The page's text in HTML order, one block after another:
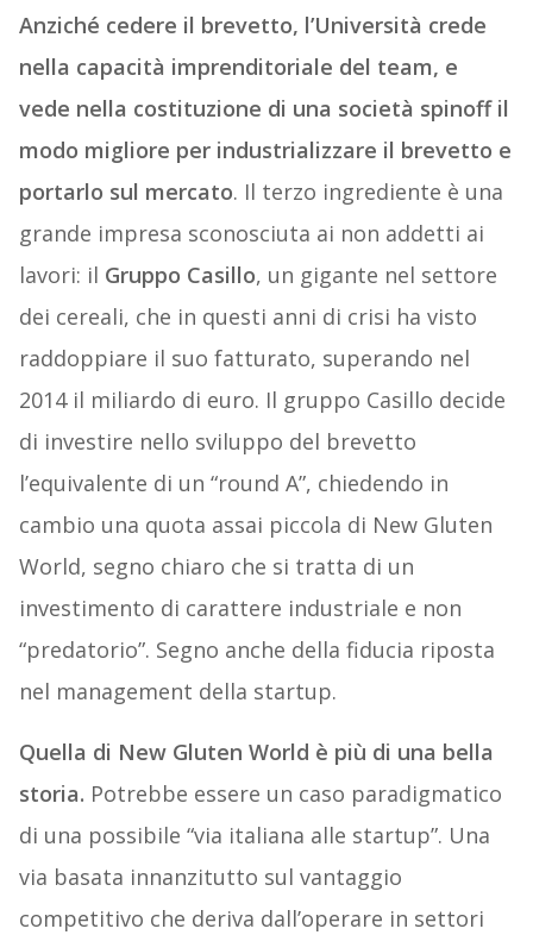
Anziché cedere il brevetto, l’Università crede
nella capacità imprenditoriale del team, e
vede nella costituzione di una società spinoff il
modo migliore per industrializzare il brevetto e
portarlo sul mercato. Il terzo ingrediente è una
grande impresa sconosciuta ai non addetti ai
lavori: il Gruppo Casillo, un gigante nel settore
dei cereali, che in questi anni di crisi ha visto
raddoppiare il suo fatturato, superando nel
2014 il miliardo di euro. Il gruppo Casillo decide
di investire nello sviluppo del brevetto
l’equivalente di un “round A”, chiedendo in
cambio una quota assai piccola di New Gluten
World, segno chiaro che si tratta di un
investimento di carattere industriale e non
“predatorio”. Segno anche della fiducia riposta
nel management della startup.
Quella di New Gluten World è più di una bella
storia. Potrebbe essere un caso paradigmatico
di una possibile “via italiana alle startup”. Una
via basata innanzitutto sul vantaggio
competitivo che deriva dall’operare in settori